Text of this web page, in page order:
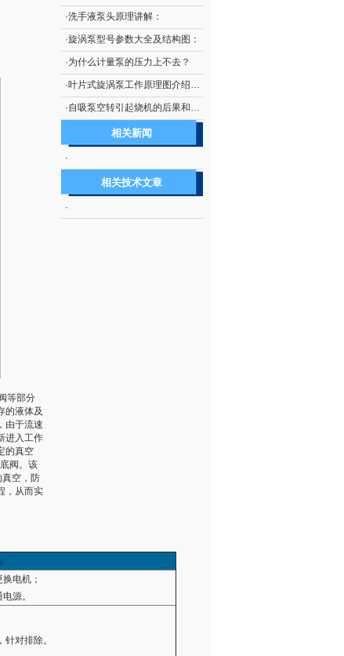
等部分
的液体及
由于流速
进入工作
的真空
阀。该
真空，防
，从而实
电机；
源。
针对排除。
·洗手液泵头原理讲解：
·旋涡泵型号参数大全及结构图：
·为什么计量泵的压力上不去？
·叶片式旋涡泵工作原理图介绍及如何使用：
·自吸泵空转引起烧机的后果和如何防止自吸泵空转：
相关新闻
·
相关技术文章
·